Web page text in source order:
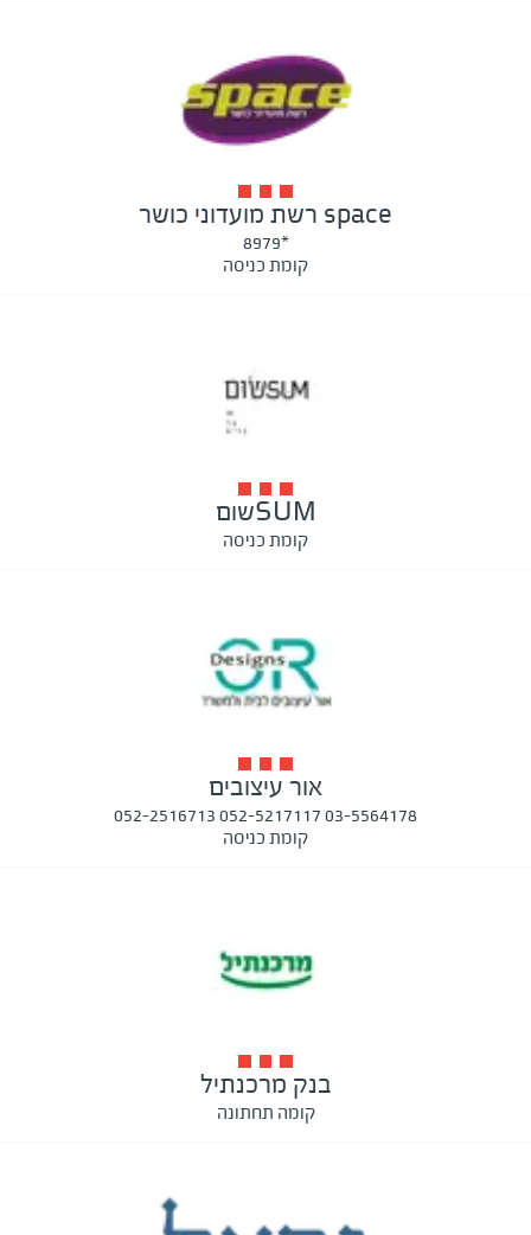
space רשת מועדוני כושר
*8979
קומת כניסה
SUMשום
קומת כניסה
אור עיצובים
03-5564178 052-5217117 052-2516713
קומת כניסה
בנק מרכנתיל
קומה תחתונה